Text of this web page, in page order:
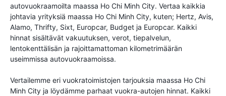
autovuokraamoilta maassa Ho Chi Minh City. Vertaa kaikkia
johtavia yrityksiä maassa Ho Chi Minh City, kuten; Hertz, Avis,
Alamo, Thrifty, Sixt, Europcar, Budget ja Europcar. Kaikki
hinnat sisältävät vakuutuksen, verot, tiepalvelun,
lentokenttälisän ja rajoittamattoman kilometrimäärän
useimmissa autovuokraamoissa.
Vertailemme eri vuokratoimistojen tarjouksia maassa Ho Chi
Minh City ja löydämme parhaat vuokra-autojen hinnat. Kaikki